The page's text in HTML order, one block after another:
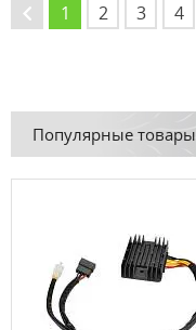
← 1 2 3 4
Популярные товары